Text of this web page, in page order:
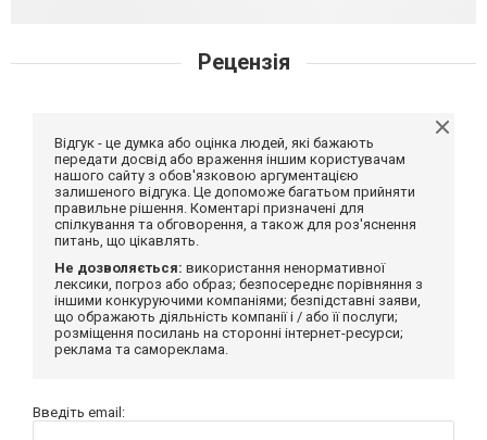
Рецензія
Відгук - це думка або оцінка людей, які бажають
передати досвід або враження іншим користувачам
нашого сайту з обов'язковою аргументацією
залишеного відгука. Це допоможе багатьом прийняти
правильне рішення. Коментарі призначені для
спілкування та обговорення, а також для роз'яснення
питань, що цікавлять.
Не дозволяється: використання ненормативної
лексики, погроз або образ; безпосереднє порівняння з
іншими конкуруючими компаніями; безпідставні заяви,
що ображають діяльність компанії і / або її послуги;
розміщення посилань на сторонні інтернет-ресурси;
реклама та самореклама.
Введіть email: